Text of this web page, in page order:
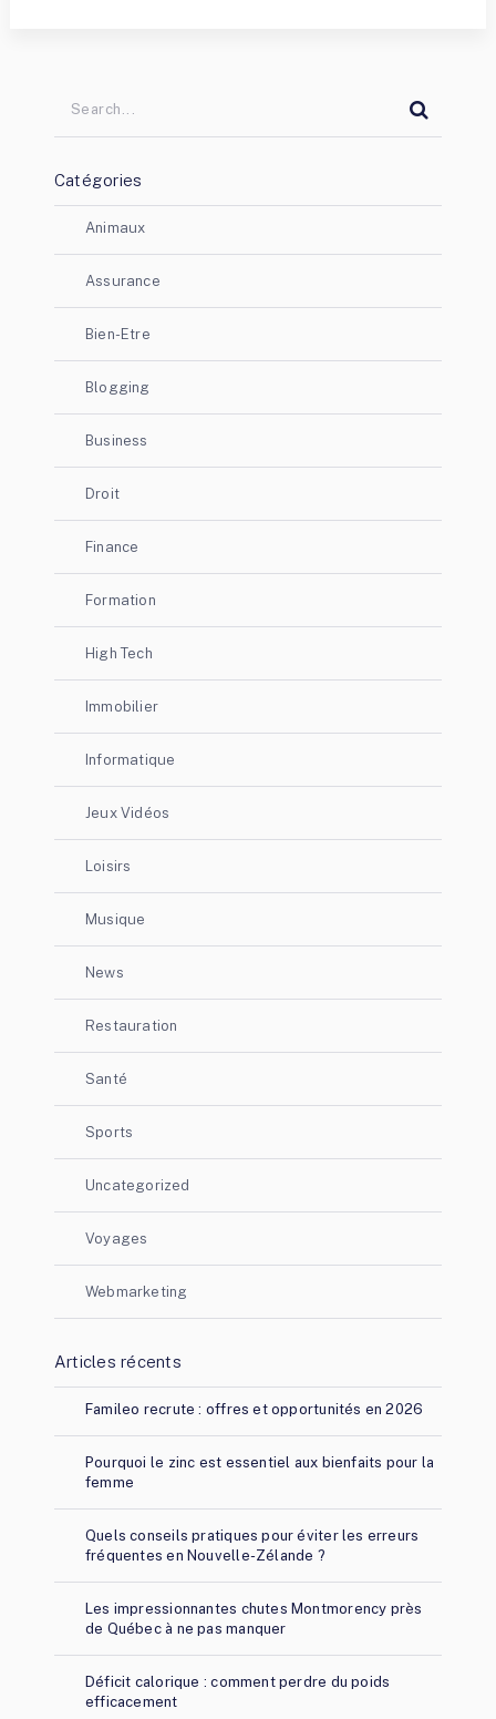
Catégories
Animaux
Assurance
Bien-Etre
Blogging
Business
Droit
Finance
Formation
High Tech
Immobilier
Informatique
Jeux Vidéos
Loisirs
Musique
News
Restauration
Santé
Sports
Uncategorized
Voyages
Webmarketing
Articles récents
Famileo recrute : offres et opportunités en 2026
Pourquoi le zinc est essentiel aux bienfaits pour la
femme
Quels conseils pratiques pour éviter les erreurs
fréquentes en Nouvelle-Zélande ?
Les impressionnantes chutes Montmorency près
de Québec à ne pas manquer
Déficit calorique : comment perdre du poids
efficacement